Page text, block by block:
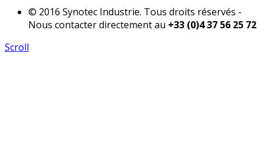
© 2016 Synotec Industrie. Tous droits réservés -
Nous contacter directement au +33 (0)4 37 56 25 72
Scroll